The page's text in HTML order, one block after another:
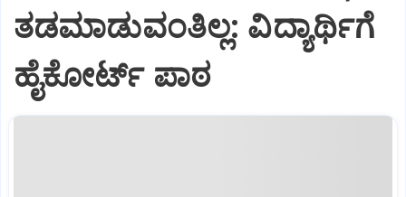
ತಡಮಾಡುವಂತಿಲ್ಲ: ವಿದ್ಯಾರ್ಥಿಗೆ
ಹೈಕೋರ್ಟ್‌ ಪಾಠ